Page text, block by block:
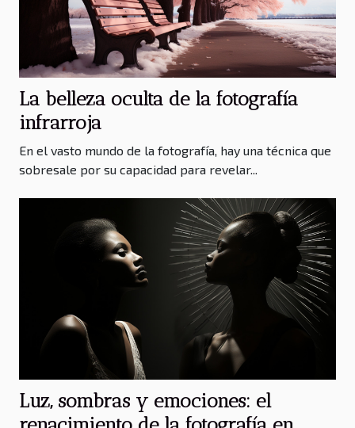
La belleza oculta de la fotografía
infrarroja
En el vasto mundo de la fotografía, hay una técnica que
sobresale por su capacidad para revelar...
Luz, sombras y emociones: el